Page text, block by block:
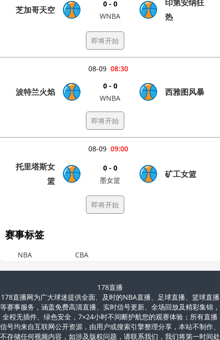
芝加哥天空
0 - 0
WNBA
印第安纳狂
热
即将开始
08:30
08-09
波特兰火焰
0 - 0
WNBA
西雅图风暴
即将开始
09:00
08-09
托里塔斯女
篮
0 - 0
墨女篮
矿工女篮
即将开始
赛事标签
NBA CBA
178直播
178直播网为广大球迷提供全面、及时的NBA直播、足球直播、篮球直播
等赛事服务，涵盖免费高清直播、实时信号更新、全场回放及精彩集锦，
全程无插件、绿色安全，7×24小时不间断护航您的观赛体验；所有直播
信号均来自互联网公开资源，由用户或搜索引擎整理分享，本站不制作、
不存储任何视频内容，如涉及版权问题，请联系我们，我们将第一时间处